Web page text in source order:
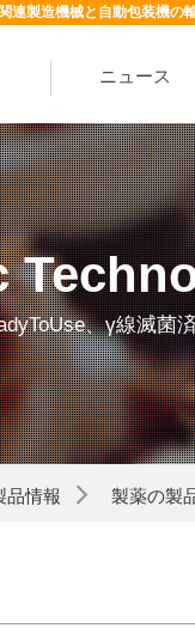
連製造機械と自動包装機の
ニュース
、γ線滅菌
品情報 製薬の製